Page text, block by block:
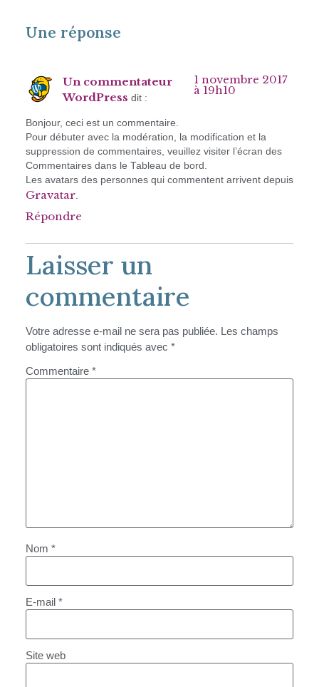
Une réponse
Un commentateur
WordPress dit :
1 novembre 2017
à 19h10
Bonjour, ceci est un commentaire.
Pour débuter avec la modération, la modification et la
suppression de commentaires, veuillez visiter l’écran des
Commentaires dans le Tableau de bord.
Les avatars des personnes qui commentent arrivent depuis
Gravatar
Répondre
Laisser un
commentaire
Votre adresse e-mail ne sera pas publiée. Les champs
obligatoires sont indiqués avec *
Commentaire *
Nom *
E-mail *
Site web